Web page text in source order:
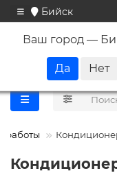
Бийск
Ваш город —
работы